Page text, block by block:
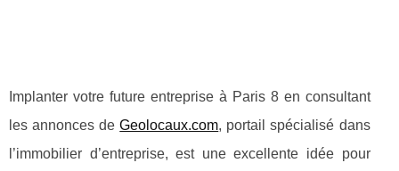
Implanter votre future entreprise à Paris 8 en consultant
les annonces deGeolocaux.com, portail spécialisé dans
l’immobilier d’entreprise, est une excellente idée pour